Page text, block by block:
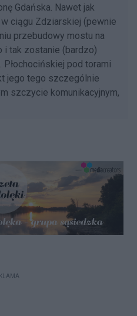
Gdańska. Nawet jak
ciągu Zdziarskiej (pewnie
przebudowy mostu na
i tak zostanie (bardzo)
Płochocińskiej pod torami
jego tego szczególnie
szczycie komunikacyjnym,